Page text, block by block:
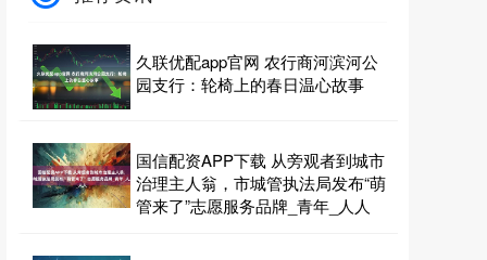
久联优配app官网 农行商河滨河公
园支行：轮椅上的春日温心故事
国信配资APP下载 从旁观者到城市
治理主人翁，市城管执法局发布“萌
管来了”志愿服务品牌_青年_人人